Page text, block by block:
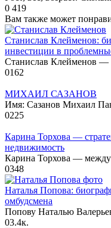
0 419
Вам также может
Станислав Клейменов:
инвестиции в
Станислав Клейменов —
0162
МИХАИЛ САЗАНОВ
Имя: Сазанов Михаил
0225
Карина Торхова —
недвижимость
Карина Торхова —
0348
Наталья Попова:
омбудсмена
Попову Наталью
03.4к.